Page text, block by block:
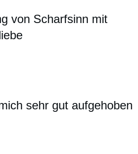
von Scharfsinn mit
sehr gut aufgehoben